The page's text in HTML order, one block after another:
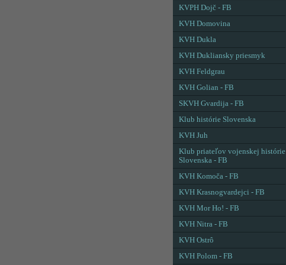
KVPH Dojč - FB
KVH Domovina
KVH Dukla
KVH Dukliansky priesmyk
KVH Feldgrau
KVH Golian - FB
SKVH Gvardija - FB
Klub histórie Slovenska
KVH Juh
Klub priateľov vojenskej histórie
Slovenska - FB
KVH Komoča - FB
KVH Krasnogvardejci - FB
KVH Mor Ho! - FB
KVH Nitra - FB
KVH Ostrô
KVH Polom - FB